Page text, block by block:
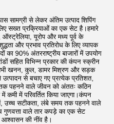
सामग्री से लेकर अंतिम उत्पाद शिपिंग
सख्त प्रक्रियाओं का एक सेट है।हमारे
यूरोप और मध्य पूर्व के
और प्रभाव प्रतिरोध के लिए व्यापक
का 90% अंतरराष्ट्रीय बाजारों में उपयोग
सहित विभिन्न प्रकार की कंपन स्क्रीन
खनन, कुल, डामर मिश्रण और सड़क
उत्पादन से बचाए गए प्रत्येक प्रतिशत,
पहनने वाले जीवन को अंततः कठिन
कमी में परिवर्तित किया जाएगा।कंपन
उच्च सटीकता, लंबे समय तक पहनने वाले
गुणवत्ता वाले तार कपड़े का एक सेट
आश्वासन की नींव है।